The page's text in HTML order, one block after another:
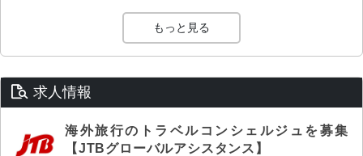
もっと見る
求人情報
海外旅行のトラベルコンシェルジュを募集
【JTBグローバルアシスタンス】